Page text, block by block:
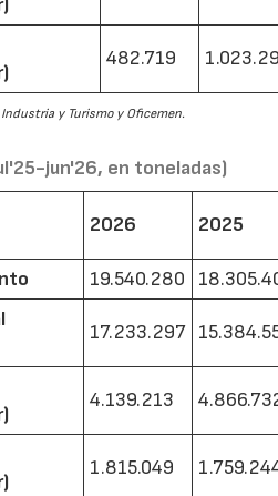
482.719
y Turismo y Oficemen.
jun'26, en toneladas)
2026 2025
19.540.280
17.233.297
4.139.213
1.815.049